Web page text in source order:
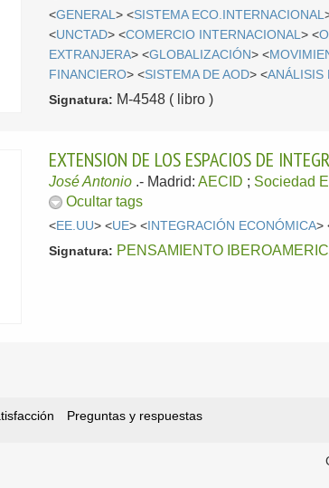
<GENERAL> <SISTEMA ECO.INTERNACIONAL
<UNCTAD> <COMERCIO INTERNACIONAL> <
EXTRANJERA> <GLOBALIZACIÓN> <
FINANCIERO> <SISTEMA DE AOD> <ANÁLISIS
Signatura: M-4548 ( libro )
EXTENSION DE LOS ESPACIOS DE
José Antonio .- Madrid:AECID ; Sociedad
Ocultar tags
<EE.UU> <UE> <INTEGRACIÓN ECONÓMICA>
Signatura: PENSAMIENTO
Preguntas y respuestas